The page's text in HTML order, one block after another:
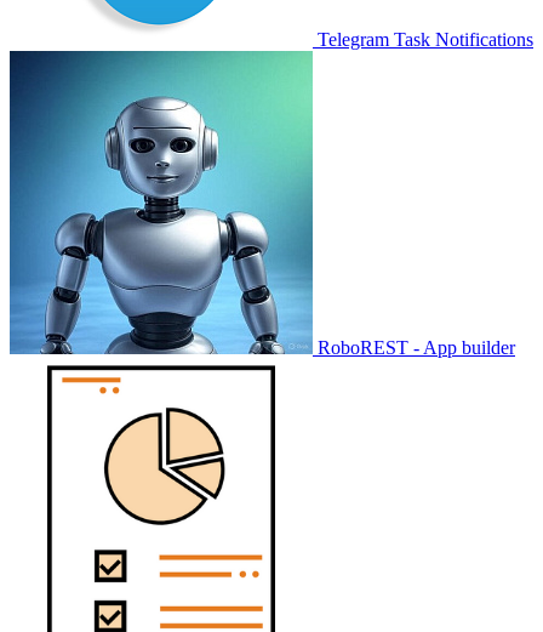
Telegram Task Notifications
RoboREST - App builder